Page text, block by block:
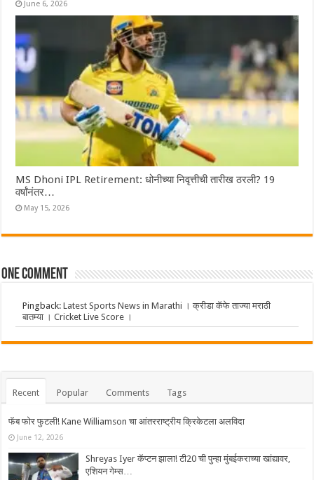
June 6, 2026
MS Dhoni IPL Retirement: धोनीच्या निवृत्तीची तारीख ठरली? 19
वर्षांनंतर…
May 15, 2026
One comment
Pingback:Latest Sports News in Marathi । क्रीडा कॅफे ताज्या मराठी
बातम्या । Cricket Live Score ।
Recent Popular Comments Tags
फॅब फोर फुटली! Kane Williamson चा आंतरराष्ट्रीय क्रिकेटला अलविदा
June 12, 2026
Shreyas Iyer कॅप्टन झाला! टी20 ची पुन्हा मुंबईकराच्या खांद्यावर,
एशियन गेम्स…